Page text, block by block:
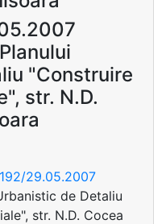
"Construire
str. N.D.
29.05.2007
de Detaliu
str. N.D. Cocea